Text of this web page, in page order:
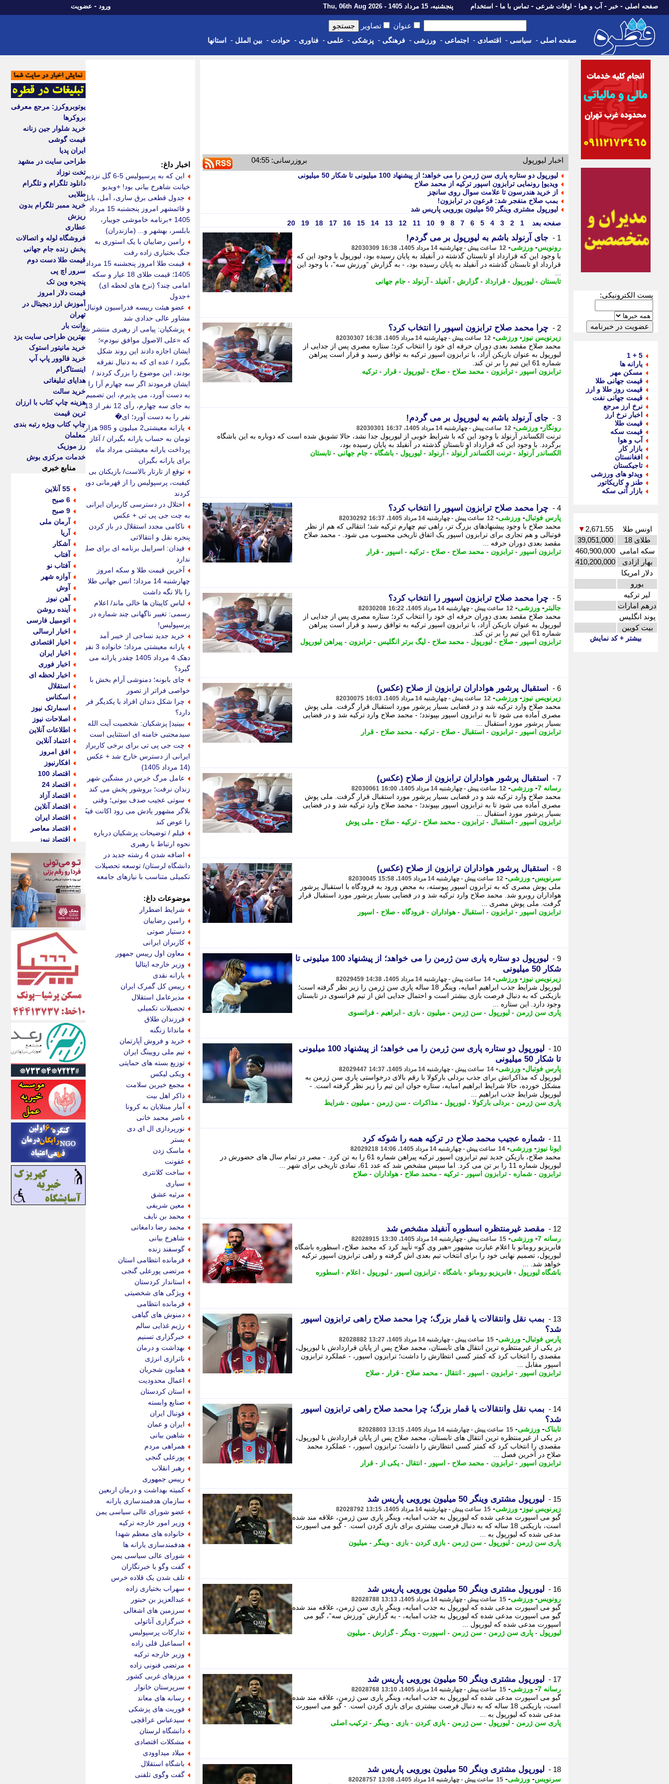
صفحه اصلی - خبر - آب و هوا - اوقات شرعی - تماس با ما - استخدام پنجشنبه، 15 مرداد 1405 - Thu, 06th Aug 2026 ورود - عضویت
عنوان تصاویر
صفحه اصلی - سیاسی - اقتصادی - اجتماعی - ورزشی - فرهنگی - پزشکی - علمی - فناوری - حوادث - بین الملل - استانها
پست الکترونیکی:
5 + 1
یارانه ها
مسکن مهر
قیمت جهانی طلا
قیمت روز طلا و ارز
قیمت جهانی نفت
نرخ ارز مرجع
اخبار نرخ ارز
قیمت طلا
قیمت سکه
آب و هوا
بازار کار
افغانستان
تاجیکستان
ویدئو های ورزشی
طنز و کاریکاتور
بازار آتی سکه
اونس طلا 2,671.55
▼
طلای 18
39,051,000
سکه امامی 460,900,000
بهار ازادی
410,200,000
دلار امریکا
یورو
لیر ترکیه
درهم امارات
پوند انگلیس
بیت کویین
بیشتر + کد نمایش
اخبار لیورپول بروزرسانی: 04:55
لیورپول دو ستاره پاری سن ژرمن را می خواهد؛ از پیشنهاد 100 میلیونی تا شکار 50 میلیونی
ویدیو| رونمایی ترابزون اسپور ترکیه از محمد صلاح
از خرید هندرسون تا علامت سوال روی سانچز
بمب صلاح منفجر شد: فرعون در ترابزون!
لیورپول مشتری وینگر 50 میلیون یورویی پاریس شد
صفحه بعد
1
2
3
4
5
6
7
8
9
10
11
12
13
14
15
16
17
18
19
20
1 - جای آرنولد باشم به لیورپول بر می گردم!
رونویس- ورزشی- 12 ساعت پیش - چهارشنبه 14 مرداد 1405، 16:38 82030309
با وجود این که قرارداد او تابستان گذشته در آنفیلد به پایان رسیده بود، لیورپول با وجود این که
قرارداد او تابستان گذشته در آنفیلد به پایان رسیده بود، - به گزارش “ورزش سه”، با وجود این
تابستان - لیورپول - قرارداد -گزارش - آنفیلد - آرنولد - جام جهانی
2 - چرا محمد صلاح ترابزون اسپور را انتخاب کرد؟
زیرنویس نیوز - ورزشی- 12 ساعت پیش - چهارشنبه 14 مرداد 1405، 16:38 82030307
محمد صلاح مقصد بعدی دوران حرفه ای خود را انتخاب کرد؛ ستاره مصری پس از جدایی از
لیورپول به عنوان بازیکن آزاد، با ترابزون اسپور ترکیه به توافق رسید و قرار است پیراهن
شماره 61 این تیم را بر تن کند.
ترابزون اسپور - ترابزون - محمد صلاح - صلاح - لیورپول - قرار - ترکیه
3 - جای آرنولد باشم به لیورپول بر می گردم!
رونگار - ورزشی- 12 ساعت پیش - چهارشنبه 14 مرداد 1405، 16:37 82030301
ترنت الکساندر آرنولد با وجود این که با شرایط خوبی از لیورپول جدا نشد، حالا تشویق شده است که دوباره به این باشگاه
برگردد. با وجود این که قرارداد او تابستان گذشته در آنفیلد به پایان رسیده بود،
الکساندر آرنولد - ترنت الکساندر آرنولد - آرنولد - لیورپول - باشگاه - جام جهانی - تابستان
4 - چرا محمد صلاح ترابزون اسپور را انتخاب کرد؟
پارس فوتبال- ورزشی- 12 ساعت پیش - چهارشنبه 14 مرداد 1405، 16:37 82030292
محمد صلاح با وجود پیشنهادهای بزرگ تر، راهی تیم چهارم ترکیه شد؛ انتقالی که هم از نظر
فوتبالی و هم تجاری برای ترابزون اسپور یک اتفاق تاریخی محسوب می شود. - محمد صلاح
مقصد بعدی دوران حرفه ...
ترابزون اسپور - ترابزون - محمد صلاح - صلاح - ترکیه - اسپور - قرار
5 - چرا محمد صلاح ترابزون اسپور را انتخاب کرد؟
جالبتر - ورزشی- 12 ساعت پیش - چهارشنبه 14 مرداد 1405، 16:22 82030208
محمد صلاح مقصد بعدی دوران حرفه ای خود را انتخاب کرد؛ ستاره مصری پس از جدایی از
لیورپول به عنوان بازیکن آزاد، با ترابزون اسپور ترکیه به توافق رسید و قرار است پیراهن
شماره 61 این تیم را بر تن کند.
ترابزون اسپور - صلاح - لیورپول - محمد صلاح - لیگ برتر انگلیس - ترابزون - پیراهن لیورپول
6 - استقبال پرشور هواداران ترابزون از صلاح (عکس)
زیرنویس نیوز - ورزشی- 12 ساعت پیش - چهارشنبه 14 مرداد 1405، 16:03 82030075
محمد صلاح وارد ترکیه شد و در فضایی بسیار پرشور مورد استقبال قرار گرفت. ملی پوش
مصری آماده می شود تا به ترابزون اسپور بپیوندد؛ - محمد صلاح وارد ترکیه شد و در فضایی
بسیار پرشور مورد استقبال ...
ترابزون اسپور - ترابزون - استقبال - صلاح - ترکیه - محمد صلاح - قرار
7 - استقبال پرشور هواداران ترابزون از صلاح (عکس)
رسانه 7 - ورزشی- 12 ساعت پیش - چهارشنبه 14 مرداد 1405، 16:00 82030061
محمد صلاح وارد ترکیه شد و در فضایی بسیار پرشور مورد استقبال قرار گرفت. ملی پوش
مصری آماده می شود تا به ترابزون اسپور بپیوندد؛ - محمد صلاح وارد ترکیه شد و در فضایی
بسیار پرشور مورد استقبال ...
ترابزون اسپور - استقبال - ترابزون - محمد صلاح - ترکیه - صلاح - ملی پوش
8 - استقبال پرشور هواداران ترابزون از صلاح (عکس)
سرنویس- ورزشی- 12 ساعت پیش - چهارشنبه 14 مرداد 1405، 15:58 82030045
ملی پوش مصری که به ترابزون اسپور پیوسته، به محض ورود به فرودگاه با استقبال پرشور
هواداران روبرو شد. محمد صلاح وارد ترکیه شد و در فضایی بسیار پرشور مورد استقبال قرار
گرفت. ملی پوش مصری ...
ترابزون اسپور - ترابزون - استقبال - هواداران - فرودگاه - صلاح - اسپور
9 -
لیورپول دو ستاره پاری سن ژرمن را می خواهد؛ از پیشنهاد 100 میلیونی تا
شکار 50 میلیونی
زیرنویس نیوز - ورزشی- 14 ساعت پیش - چهارشنبه 14 مرداد 1405، 14:38 82029459
لیورپول شرایط جذب ابراهیم امبایه، وینگر 18 ساله پاری سن ژرمن را زیر نظر گرفته است؛
بازیکنی که به دنبال فرصت بازی بیشتر است و احتمال جدایی اش از تیم فرانسوی در تابستان
وجود دارد. این ستاره ...
پاری سن ژرمن - لیورپول - سن ژرمن - میلیون - بازی - ابراهیم - فرانسوی
10 -
لیورپول دو ستاره پاری سن ژرمن را می خواهد؛ از پیشنهاد 100 میلیونی
تا شکار 50 میلیونی
پارس فوتبال- ورزشی- 14 ساعت پیش - چهارشنبه 14 مرداد 1405، 14:37 82029447
لیورپول که مذاکراتش برای جذب بردلی بارکولا با رقم بالای درخواستی پاری سن ژرمن به
مشکل خورده، حالا شرایط ابراهیم امبایه، ستاره جوان این تیم را زیر نظر گرفته است. -
لیورپول شرایط جذب ابراهیم ...
پاری سن ژرمن - بردلی بارکولا - لیورپول - مذاکرات - سن ژرمن - میلیون - شرایط
11 - شماره عجیب محمد صلاح در ترکیه همه را شوکه کرد
ایونا نیوز - ورزشی- 14 ساعت پیش - چهارشنبه 14 مرداد 1405، 14:06 82029218
محمد صلاح، بازیکن جدید تیم ترابزون اسپور ترکیه پیراهن شماره 61 را به تن کرد. - مصر در تمام سال های حضورش در
لیورپول شماره 11 را بر تن می کرد. اما سپس مشخص شد که عدد 61، نمادی تاریخی برای شهر ...
ترابزون - شماره - ترابزون اسپور - ترکیه - محمد صلاح - هواداران - صلاح
12 - مقصد غیرمنتظره اسطوره آنفیلد مشخص شد
رسانه 7 - ورزشی- 15 ساعت پیش - چهارشنبه 14 مرداد 1405، 13:30 82028915
فابریزیو رومانو با اعلام عبارت مشهور «هیر وی گو» تأیید کرد که محمد صلاح، اسطوره باشگاه
لیورپول، تصمیم نهایی خود را برای انتخاب تیم بعدی اش گرفته و راهی ترابزون اسپور ترکیه
خواهد شد. ...
باشگاه لیورپول - فابریزیو رومانو - باشگاه - ترابزون اسپور - لیورپول - اعلام - اسطوره
13 -
بمب نقل وانتقالات یا قمار بزرگ؛ چرا محمد صلاح راهی ترابزون اسپور
شد؟
پارس فوتبال- ورزشی- 15 ساعت پیش - چهارشنبه 14 مرداد 1405، 13:27 82028882
در یکی از غیرمنتظره ترین انتقال های تابستان، محمد صلاح پس از پایان قراردادش با لیورپول،
مقصدی را انتخاب کرد که کمتر کسی انتظارش را داشت؛ ترابزون اسپور، - عملکرد ترابزون
اسپور مقابل ...
ترابزون اسپور - ترابزون - اسپور - انتقال - محمد صلاح - قرار - صلاح
14 -
بمب نقل وانتقالات یا قمار بزرگ؛ چرا محمد صلاح راهی ترابزون اسپور
شد؟
تابناک- ورزشی- 15 ساعت پیش - چهارشنبه 14 مرداد 1405، 13:15 82028803
در یکی از غیرمنتظره ترین انتقال های تابستان، محمد صلاح پس از پایان قراردادش با لیورپول،
مقصدی را انتخاب کرد که کمتر کسی انتظارش را داشت؛ ترابزون اسپور، - عملکرد محمد
صلاح در آخرین فصل ...
ترابزون اسپور - ترابزون - محمد صلاح - اسپور - انتقال - یکی از - قرار
15 - لیورپول مشتری وینگر 50 میلیون یورویی پاریس شد
زیرنویس نیوز - ورزشی- 15 ساعت پیش - چهارشنبه 14 مرداد 1405، 13:15 82028792
گیو می اسپورت مدعی شده که لیورپول به جذب امبایه، وینگر پاری سن ژرمن، علاقه مند شده
است، بازیکنی 18 ساله که به دنبال فرصت بیشتری برای بازی کردن است. - گیو می اسپورت
مدعی شده که لیورپول به ...
پاری سن ژرمن - لیورپول - سن ژرمن - بازی کردن - بازی - وینگر - میلیون
16 - لیورپول مشتری وینگر 50 میلیون یورویی پاریس شد
رونویس- ورزشی- 15 ساعت پیش - چهارشنبه 14 مرداد 1405، 13:13 82028788
گیو می اسپورت مدعی شده که لیورپول به جذب امبایه، وینگر پاری سن ژرمن، علاقه مند شده
گیو می اسپورت مدعی شده که لیورپول به جذب امبایه، - به گزارش “ورزش سه”، گیو می
اسپورت مدعی شده که لیورپول ...
لیورپول - پاری سن ژرمن - سن ژرمن - اسپورت - وینگر -گزارش - میلیون
17 - لیورپول مشتری وینگر 50 میلیون یورویی پاریس شد
رسانه 7 - ورزشی- 15 ساعت پیش - چهارشنبه 14 مرداد 1405، 13:10 82028768
گیو می اسپورت مدعی شده که لیورپول به جذب امبایه، وینگر پاری سن ژرمن، علاقه مند شده
است، بازیکنی 18 ساله که به دنبال فرصت بیشتری برای بازی کردن است. - گیو می اسپورت
مدعی شده که لیورپول به ...
پاری سن ژرمن - لیورپول - سن ژرمن - بازی کردن - بازی - وینگر - ترکیب اصلی
18 - لیورپول مشتری وینگر 50 میلیون یورویی پاریس شد
سرنویس- ورزشی- 15 ساعت پیش - چهارشنبه 14 مرداد 1405، 13:08 82028757
اخبار داغ:
این که به پرسپولیس 5-6 گل نزدیم
خیانت شاهرخ بیانی بود! +ویدیو
جدول قطعی برق ساری، آمل، بابل
و قائمشهر امروز پنجشنبه 15 مرداد
1405 +برنامه خاموشی جویبار،
بابلسر، بهشهر و... (مازندران)
رامین رضاییان با یک استوری به
جنگ بختیاری زاده رفت
قیمت طلا امروز پنجشنبه 15 مرداد
1405؛ قیمت طلای 18 عیار و سکه
امامی چند؟ (نرخ های لحظه ای)
+جدول
عضو هیئت رییسه فدراسیون فوتبال
مشاور عالی حدادی شد
پزشکیان: پیامی از رهبری منتشر شد
که «علی الاصول موافق نبودم»؛
ایشان اجازه دادند این روند شکل
بگیرد / عده ای که به دنبال تفرقه
بودند، این موضوع را بزرگ کردند /
ایشان فرمودند اگر سه چهارم آرا را
به دست آورد، می پذیرم، این تصمیم
به جای سه چهارم، رأی 12 نفر از 13
نفر را به دست آورد؛ ای�
یارانه معیشتی2 میلیون و 985 هزار
تومان به حساب یارانه بگیران / آغاز
پرداخت یارانه معیشتی مرداد ماه
برای یارانه بگیران
توقع از تارتار بالاست/ بازیکنان بی
کیفیت، پرسپولیس را از قهرمانی دور
کردند
اختلال در دسترسی کاربران ایرانی
به چت جی پی تی + عکس
ناکامی مجدد استقلال در باز کردن
پنجره نقل و انتقالاتی
فیدان: اسراییل برنامه ای برای صلح
ندارد
آخرین قیمت طلا و سکه امروز
چهارشنبه 14 مرداد؛ انس جهانی طلا
را بالا نگه داشت
لباس کاپیتان ها خالی ماند/ اعلام
رسمی: تغییر ناگهانی چند شماره در
پرسپولیس!
خرید جدید نساجی از خیبر آمد
یارانه معیشتی مرداد؛ خانواده 3 نفره
دهک 4 مرداد 1405 چقدر یارانه می
گیرد؟
چای بابونه؛ دمنوشی آرام بخش با
خواصی فراتر از تصور
چرا شکل دندان افراد با یکدیگر فرق
دارد؟
ببینید| پزشکیان: شخصیت آیت الله
سیدمجتبی خامنه ای استثنایی است
چت جی پی تی برای برخی کاربران
ایرانی از دسترس خارج شد + عکس
(14 مرداد 1405)
عامل مرگ خرس در مشگین شهر
زندان نرفت؛ بروشور پخش می کند
سوتی عجیب صدف بیوتی؛ وقتی
بلاگر مشهور یادش می رود اکانت فیک
را عوض کند
فیلم / توضیحات پزشکیان درباره
نحوه ارتباط با رهبری
اضافه شدن 4 رشته جدید در
دانشگاه لرستان/ توسعه تحصیلات
تکمیلی متناسب با نیازهای جامعه
موضوعات داغ:
شرایط اضطرار
رامین رضاییان
دستیار صوتی
کاربران ایرانی
معاون اول رییس جمهور
وزیر خارجه ایتالیا
یارانه نقدی
رییس کل گمرک ایران
مدیرعامل استقلال
تحصیلات تکمیلی
فرزندان طلاق
ماندانا زنگنه
خرید و فروش آپارتمان
تیم ملی رویینگ ایران
توزیع بسته های حمایتی
ویکی لیکس
مجمع خیرین سلامت
ذاکر اهل بیت
آمار مبتلایان به کرونا
ناصر محمد خانی
نورپردازی ال ای دی
بستر
ماسک زدن
عفونت
ساخت کلانتری
سیاری
مرثیه عشق
معین شریفی
محمد بن نایف
محمد رضا دامغانی
شاهرخ بیانی
گوسفند زنده
فرمانده انتظامی استان
مرتضی پورعلی گنجی
استاندار کردستان
ویژگی های شخصیتی
فرمانده انتظامی
دمنوش های گیاهی
رژیم غذایی سالم
خبرگزاری تسنیم
بهداشت و درمان
ناترازی انرژی
همایون شجریان
اعمال محدودیت
استان کردستان
صنایع وابسته
فوتبال ایران
ایران و عمان
شاهین بیانی
همراهی مردم
پورعلی گنجی
رهبر انقلاب
رییس جمهوری
کمیته بهداشت و درمان اربعین
سازمان هدفمندسازی یارانه
عضو شورای عالی سیاسی یمن
وزیر امور خارجه ترکیه
خانواده های معظم شهدا
هدفمندسازی یارانه ها
شورای عالی سیاسی یمن
گفت وگو با خبرنگاران
تلف شدن یک قلاده خرس
سهراب بختیاری زاده
عبدالعزیز بن حبتور
سرزمین های اشغالی
خبرگزاری آناتولی
تدارکات پرسپولیس
اسماعیل قلی زاده
وزیر خارجه ترکیه
مرتضی فنونی زاده
مرزهای غربی کشور
سرپرستان خانوار
رسانه های معاند
فوریت های پزشکی
سیدعباس عراقچی
دانشگاه لرستان
مشکلات اقتصادی
میلاد میداوودی
باشگاه استقلال
گفت وگوی تلفنی
یوتوبروکرز: مرجع معرفی
بروکرها
خرید شلوار جین زنانه
قیمت گوشی
ایران پدیا
طراحی سایت در مشهد
تخت نوزاد
دانلود تلگرام و تلگرام
طلایی
خرید ممبر تلگرام بدون
ریزش
عطاری
فروشگاه لوله و اتصالات
پخش زنده جام جهانی
قیمت طلا دست دوم
سرور اچ پی
پنجره وین تک
قیمت دلار امروز
آموزش ارز دیجیتال در
تهران
وانت بار
بهترین طراحی سایت یزد
خرید مانیتور استوک
خرید فالوور پاپ آپ
اینستاگرام
هدایای تبلیغاتی
خرید سالت
هزینه چاپ کتاب با ارزان
ترین قیمت
چاپ کتاب ویژه رتبه بندی
معلمان
رز موزیک
خدمات مرکزی بوش
منابع خبری
55 آنلاین
6 صبح
9 صبح
آرمان ملی
آریا
آشکار
آفتاب
آفتاب نو
آوازه شهر
آوش
آهن نیوز
آینده روشن
اتومبیل فارسی
اخبار ارسالی
اخبار اقتصادی
اخبار ایران
اخبار فوری
اخبار لحظه ای
استقلال
اسکناس
اسمارتک نیوز
اصلاحات نیوز
اطلاعات آنلاین
اعتماد آنلاین
افق امروز
افکارنیوز
اقتصاد 100
اقتصاد 24
اقتصاد آزاد
اقتصاد آنلاین
اقتصاد ایران
اقتصاد معاصر
اقتصاد نیوز
اکوفارس
اکونگار
اکونیوز
الف
انتشار آنلاین
اندیشه قرن
اندیشه معاصر
اندیشه ها
انرژی پرس
ای استخدام
ایتنا
ایراف
ایران آرت
ایران آنلاین
ایران زندگی
ایران فوری
ایرانی روز
ایرانیتال
ایرنا
ایسکانیوز
ایسنا
ایکنا
ایلنا
اینتیتر
ایونا نیوز
بازتاب آنلاین
باشگاه خبرنگاران
باغستان نیوز
بامبوک
ببین و بخون
بدینسان
بنکر